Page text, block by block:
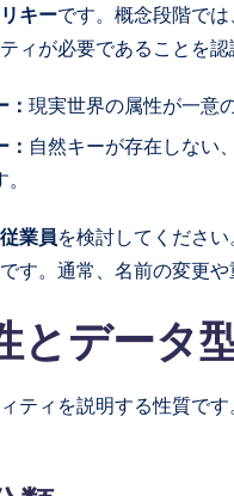
キーです。概念段階で
ィが必要であることを認
： 現実世界の属性が一意
自然キーが存在しない
従業員を検討してくださ
す。通常、名前の変更
とデータ
ティを説明する性質で